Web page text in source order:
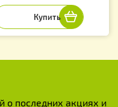
о последних акциях и